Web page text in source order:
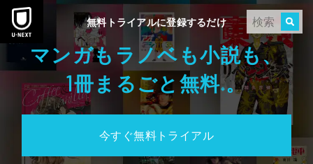
本文へスキップ
無料トライアルに登録するだけ
マンガもラノベも小説も、
1冊まるごと無料※。
今すぐ無料トライアル